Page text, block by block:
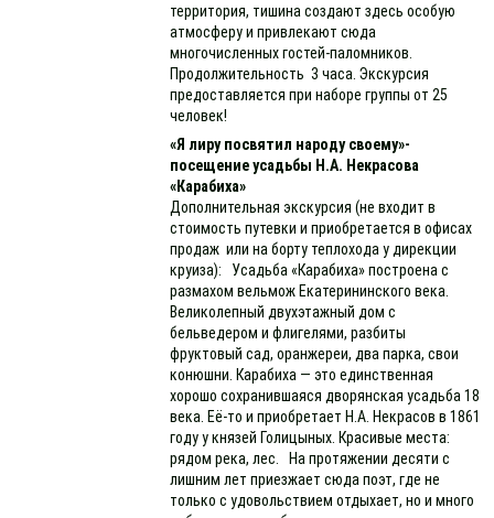
территория, тишина создают здесь особую
атмосферу и привлекают сюда
многочисленных гостей-паломников.
Продолжительность 3 часа. Экскурсия
предоставляется при наборе группы от 25
человек!
«Я лиру посвятил народу своему»-
посещение усадьбы Н.А. Некрасова
«Карабиха»
Дополнительная экскурсия (не входит в
стоимость путевки и приобретается в офисах
продаж или на борту теплохода у дирекции
круиза): Усадьба «Карабиха» построена с
размахом вельмож Екатерининского века.
Великолепный двухэтажный дом с
бельведером и флигелями, разбиты
фруктовый сад, оранжереи, два парка, свои
конюшни. Карабиха — это единственная
хорошо сохранившаяся дворянская усадьба 18
века. Её-то и приобретает Н.А. Некрасов в 1861
году у князей Голицыных. Красивые места:
рядом река, лес. На протяжении десяти с
лишним лет приезжает сюда поэт, где не
только с удовольствием отдыхает, но и много